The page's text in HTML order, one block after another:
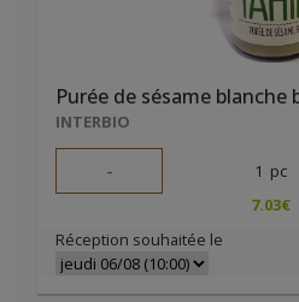
Purée de sésame blanche
INTERBIO
- 1 pc
7.03€
Réception souhaitée le